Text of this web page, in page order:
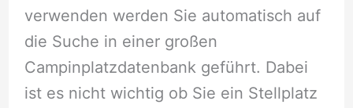
verwenden werden Sie automatisch auf
die Suche in einer großen
Campinplatzdatenbank geführt. Dabei
ist es nicht wichtig ob Sie ein Stellplatz